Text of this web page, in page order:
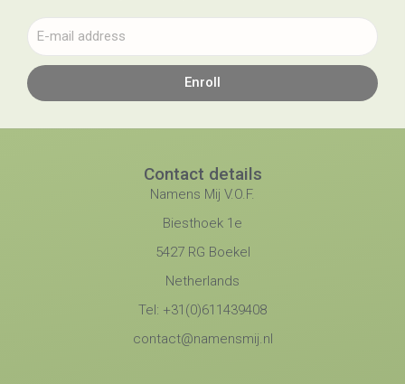
Enroll
Contact details
Namens Mij V.O.F.
Biesthoek 1e
5427 RG Boekel
Netherlands
Tel: +31(0)611439408
contact@namensmij.nl